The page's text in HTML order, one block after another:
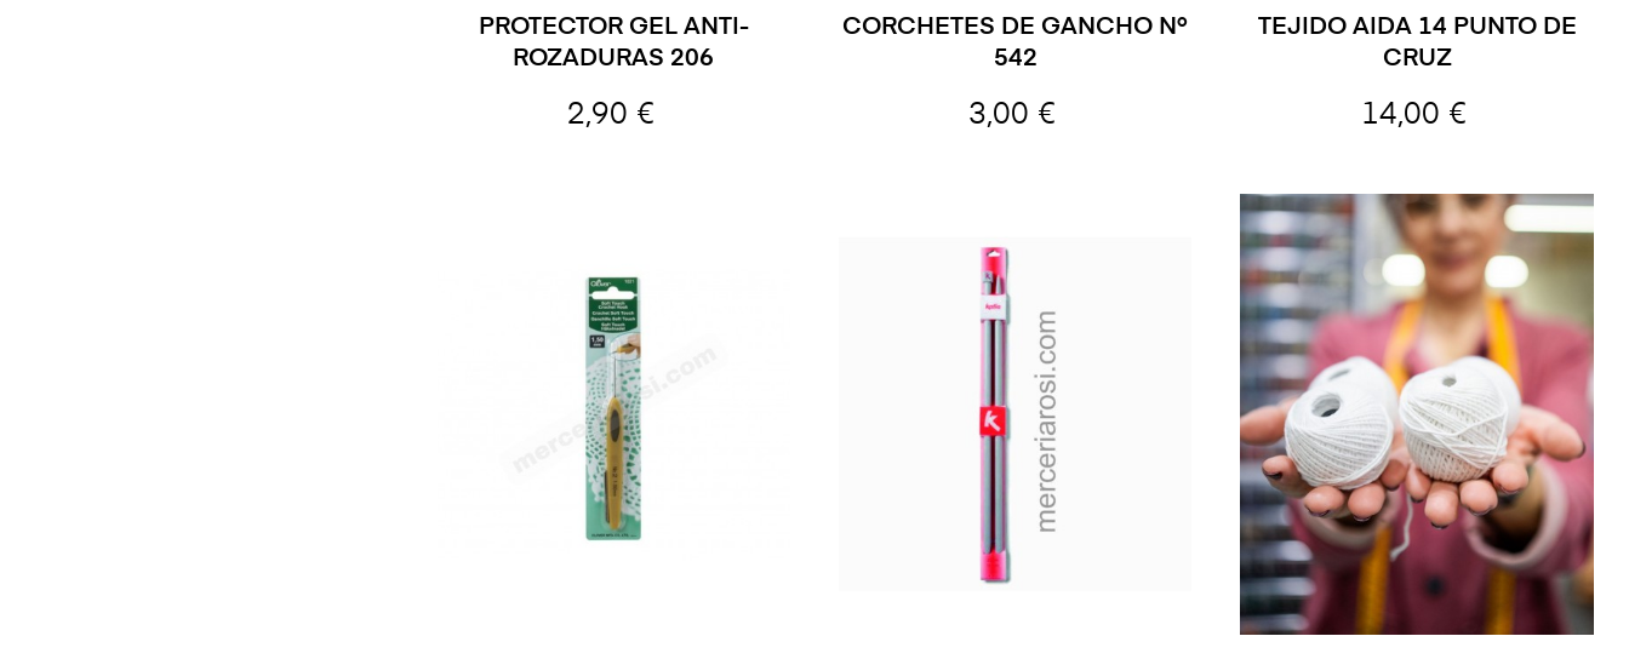
PROTECTOR GEL ANTI-
ROZADURAS 206
2,90 €
CORCHETES DE GANCHO Nº
542
3,00 €
TEJIDO AIDA 14 PUNTO DE
CRUZ
14,00 €